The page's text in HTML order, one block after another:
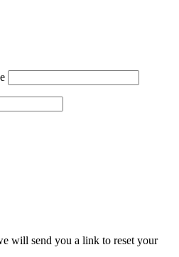
will send you a link to reset your